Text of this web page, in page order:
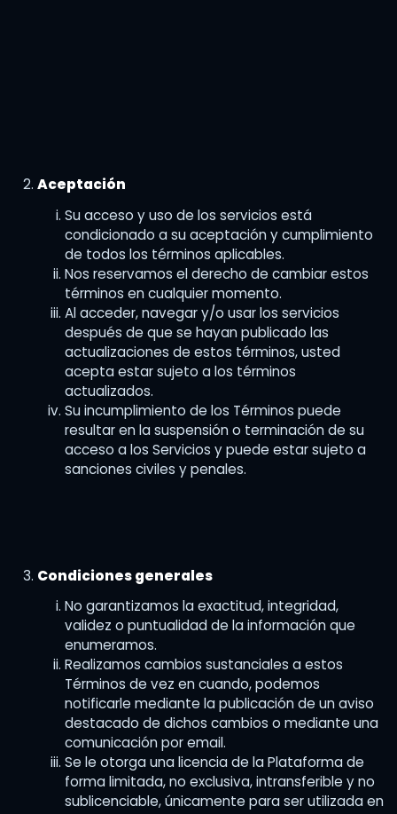
Aceptación
Su acceso y uso de los servicios está
condicionado a su aceptación y cumplimiento
de todos los términos aplicables.
Nos reservamos el derecho de cambiar estos
términos en cualquier momento.
Al acceder, navegar y/o usar los servicios
después de que se hayan publicado las
actualizaciones de estos términos, usted
acepta estar sujeto a los términos
actualizados.
Su incumplimiento de los Términos puede
resultar en la suspensión o terminación de su
acceso a los Servicios y puede estar sujeto a
sanciones civiles y penales.
Condiciones generales
No garantizamos la exactitud, integridad,
validez o puntualidad de la información que
enumeramos.
Realizamos cambios sustanciales a estos
Términos de vez en cuando, podemos
notificarle mediante la publicación de un aviso
destacado de dichos cambios o mediante una
comunicación por email.
Se le otorga una licencia de la Plataforma de
forma limitada, no exclusiva, intransferible y no
sublicenciable, únicamente para ser utilizada en